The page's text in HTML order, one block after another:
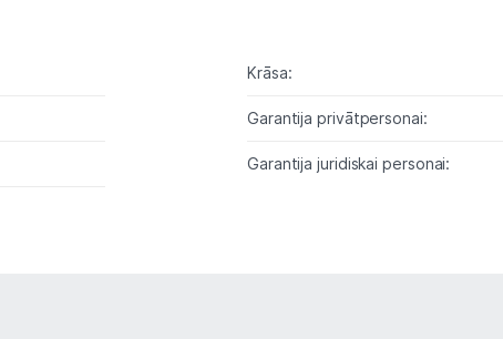
Krāsa:
Garantija privātpersonai:
Garantija juridiskai personai: